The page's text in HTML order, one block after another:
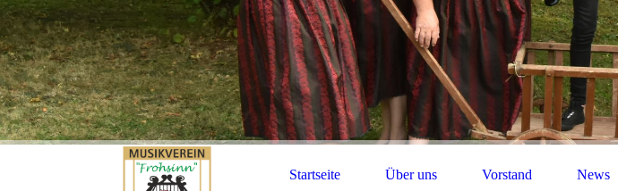
Startseite Über uns Vorstand News